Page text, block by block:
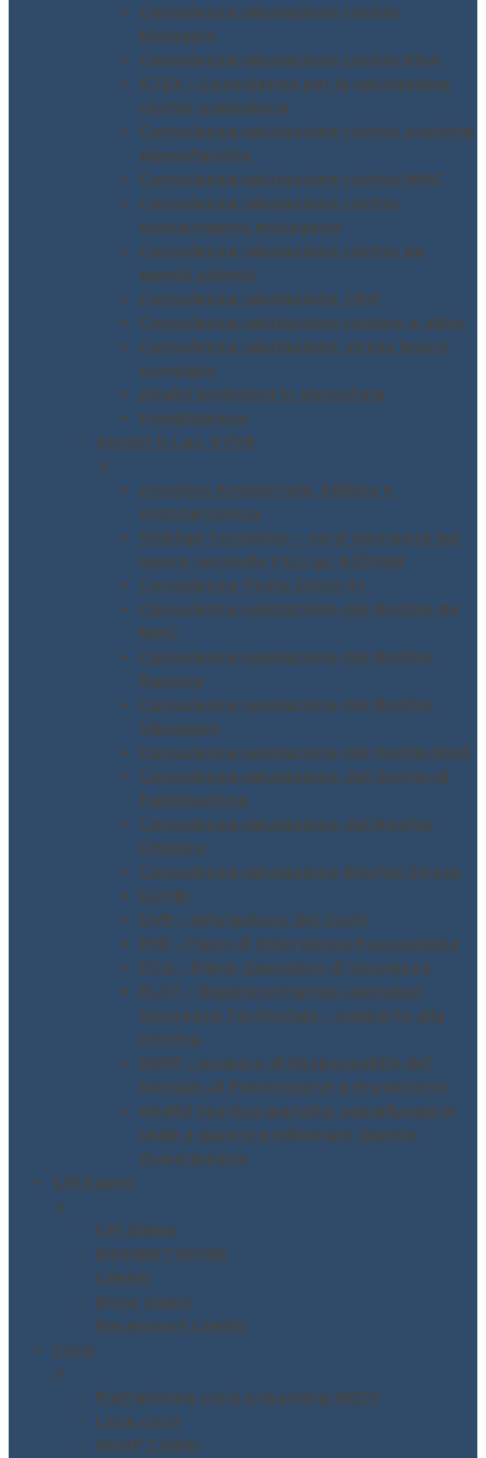
Consulenza valutazione rischio
biologico
Consulenza valutazione rischio ROA
ATEX – Consulenza per la valutazione
rischio esplosione
Consulenza valutazione rischio scariche
atmosferiche
Consulenza valutazione rischio MMC
Consulenza valutazione rischio
cancerogeno mutageno
Consulenza valutazione rischio da
agenti chimici
Consulenza valutazione CEM
Consulenza valutazione rumore e vibro
Consulenza valutazione stress lavoro
correlato
Analisi emissioni in atmosfera
Fondimpresa
Servizi D.Lgs. 81/08
▼
Acustica Ambientale, Edilizia e
Architettonica
Obbligo formativo – corsi sicurezza sul
lavoro secondo il D.Lgs. 81/2008
Consulenza Testo Unico 81
Consulenza valutazione del Rischio da
MMC
Consulenza valutazione del Rischio
Rumore
Consulenza valutazione del Rischio
Vibrazioni
Consulenza valutazione del rischio ROA
Consulenza valutazione del rischio di
fulminazione
Consulenza valutazione del Rischio
Chimico
Consulenza valutazione Rischio Stress
DUVRI
DVR – Valutazione dei rischi
PEE – Piano di Emergenza Evacuazione
POS – Piano Operativo di Sicurezza
RLST – Rappresentante Lavoratori
Sicurezza Territoriale – supporto alla
nomina
RSPP – Incarico di Responsabile del
Servizio di Prevenzione e Protezione
Analisi tecnica gratuita: sopralluogo in
sede e parere preliminare tramite
Questionario
Chi Siamo
▼
Chi Siamo
MODINETWORK
Clienti
Dove siamo
Recensioni Clienti
Corsi
▼
Piattaforma corsi e-learning MODI
Lista corsi
SHOP CORSI